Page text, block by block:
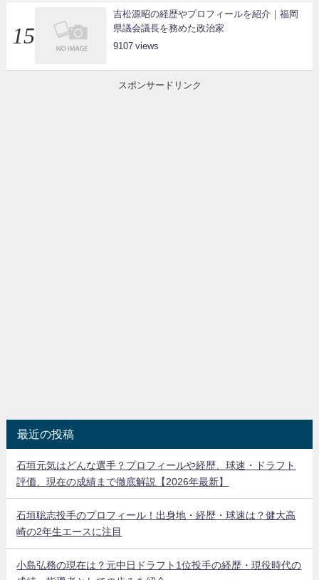
吉松源昭の経歴やプロフィールを紹介｜福岡
県議会議長を務めた政治家
9107
スポンサードリンク
最近の投稿
石垣元気はどんな選手？プロフィールや経歴、球速・ドラフト
評価、現在の成績まで徹底解説【2026年最新】
石垣聡志投手のプロフィール！出身地・経歴・球速は？健大高
崎の2年生エースに注目
小島弘務の現在は？元中日ドラフト1位投手の経歴・現役時代の